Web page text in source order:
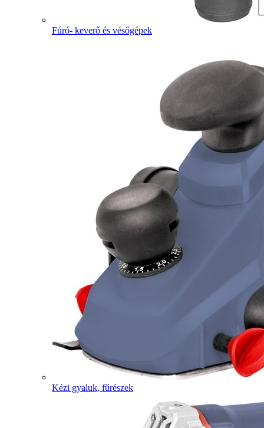
Fúró- keverő és vésőgépek
Kézi gyaluk, fűrészek